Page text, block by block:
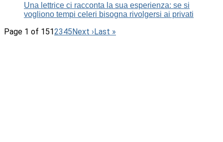
Una lettrice ci racconta la sua esperienza: se si
vogliono tempi celeri bisogna rivolgersi ai privati
Page 1 of 1512345Next ›Last »